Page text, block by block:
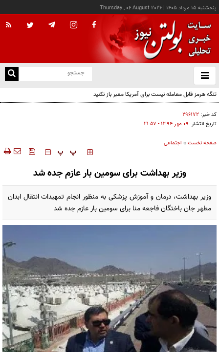
پنجشنبه ۱۵ مرداد ۱۴۰۵ |
Thursday , 06 August 2026
باز
و
تنگه هرمز قابل معامله نیست برای آمریکا معبر باز نکنید
کد خبر: ۲۹۶۱۷۲
تاریخ انتشار: ۰۹ مهر ۱۳۹۴ - ۲۱:۵۷
صفحه نخست » اجتماعی
‍‍‍ پ پ
وزیر بهداشت برای سومین بار عازم جده شد
وزیر بهداشت، درمان و آموزش پزشکی به منظور انجام تمهیدات انتقال ابدان
مطهر جان باختگان فاجعه منا برای سومین بار عازم جده شد